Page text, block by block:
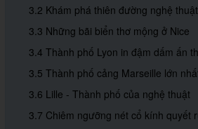
3.2 Khám phá thiên đường nghệ
3.3 Những bãi biển thơ mộng ở Nice
3.4 Thành phố Lyon in đậm dấm ấn
3.5 Thành phố cảng Marseille lớn
3.6 Lille - Thành phố của nghệ thuật
3.7 Chiêm ngưỡng nét cổ kính quyết